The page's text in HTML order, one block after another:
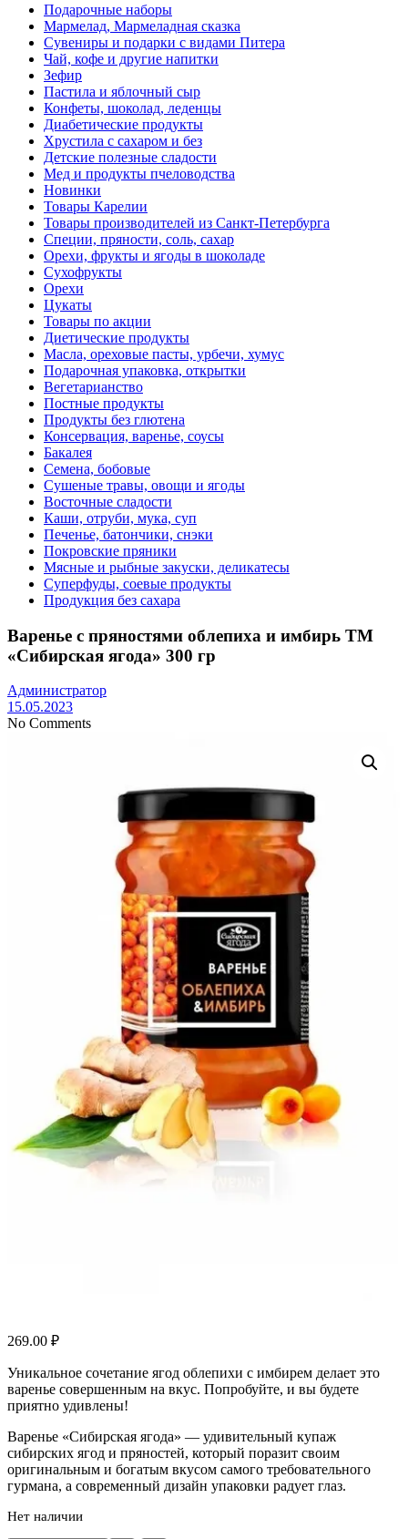
Подарочные наборы
Мармелад, Мармеладная сказка
Сувениры и подарки с видами Питера
Чай, кофе и другие напитки
Зефир
Пастила и яблочный сыр
Конфеты, шоколад, леденцы
Диабетические продукты
Хрустила с сахаром и без
Детские полезные сладости
Мед и продукты пчеловодства
Новинки
Товары Карелии
Товары производителей из Санкт-Петербурга
Специи, пряности, соль, сахар
Орехи, фрукты и ягоды в шоколаде
Сухофрукты
Орехи
Цукаты
Товары по акции
Диетические продукты
Масла, ореховые пасты, урбечи, хумус
Подарочная упаковка, открытки
Вегетарианство
Постные продукты
Продукты без глютена
Консервация, варенье, соусы
Бакалея
Семена, бобовые
Сушеные травы, овощи и ягоды
Восточные сладости
Каши, отруби, мука, суп
Печенье, батончики, снэки
Покровские пряники
Мясные и рыбные закуски, деликатесы
Суперфуды, соевые продукты
Продукция без сахара
Варенье с пряностями облепиха и имбирь ТМ
«Сибирская ягода» 300 гр
Администратор
15.05.2023
No Comments
269.00 ₽
Уникальное сочетание ягод облепихи с имбирем делает это
варенье совершенным на вкус. Попробуйте, и вы будете
приятно удивлены!
Варенье «Сибирская ягода» — удивительный купаж
сибирских ягод и пряностей, который поразит своим
оригинальным и богатым вкусом самого требовательного
гурмана, а современный дизайн упаковки радует глаз.
Нет наличии